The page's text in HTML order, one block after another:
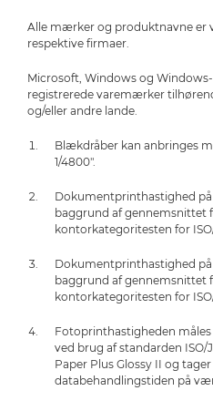
Alle mærker og produktnavne er
respektive firmaer.
Microsoft, Windows og
registrerede varemærker
og/eller andre lande.
Blækdråber kan anbringes
1/4800".
Dokumentprinthastighed
baggrund af gennemsnittet
kontorkategoritesten for
Dokumentprinthastighed
baggrund af gennemsnittet
kontorkategoritesten for
Fotoprinthastigheden
ved brug af standarden ISO/
Paper Plus Glossy II og
databehandlingstiden på